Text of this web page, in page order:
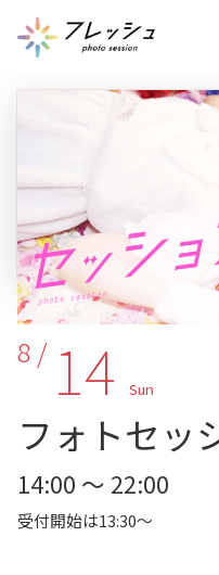
8 / 14 Sun
フォトセッ
14:00 ～ 22:00
受付開始は13:30～